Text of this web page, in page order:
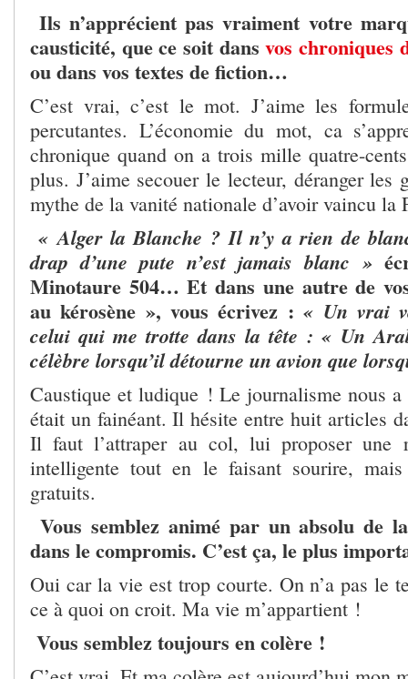
Ils n’apprécient pas vraiment votre
causticité, que ce soit dansvos chroniques
ou dans vos textes de fiction…
C’est vrai, c’est le mot. J’aime les
percutantes. L’économie du mot, ca
chronique quand on a trois mille quatre-
plus. J’aime secouer le lecteur, déranger les
mythe de la vanité nationale d’avoir vaincu la
« Alger la Blanche ? Il n’y a rien de
drap d’une pute n’est jamais blanc »
Minotaure 504… Et dans une autre de
au kérosène », vous écrivez :« Un vrai
celui qui me trotte dans la tête : « Un
célèbre lorsqu’il détourne un avion que
Caustique et ludique ! Le journalisme nous
était un fainéant. Il hésite entre huit articles
Il faut l’attraper au col, lui proposer une
intelligente tout en le faisant sourire,
gratuits.
Vous semblez animé par un absolu de
dans le compromis. C’est ça, le plus
Oui car la vie est trop courte. On n’a pas le
ce à quoi on croit. Ma vie m’appartient !
Vous semblez toujours en colère !